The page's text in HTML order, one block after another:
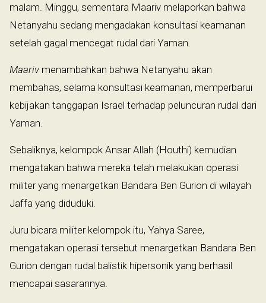
malam. Minggu, sementara Maariv melaporkan bahwa
Netanyahu sedang mengadakan konsultasi keamanan
setelah gagal mencegat rudal dari Yaman.
Maariv menambahkan bahwa Netanyahu akan
membahas, selama konsultasi keamanan, memperbarui
kebijakan tanggapan Israel terhadap peluncuran rudal dari
Yaman.
Sebaliknya, kelompok Ansar Allah (Houthi) kemudian
mengatakan bahwa mereka telah melakukan operasi
militer yang menargetkan Bandara Ben Gurion di wilayah
Jaffa yang diduduki.
Juru bicara militer kelompok itu, Yahya Saree,
mengatakan operasi tersebut menargetkan Bandara Ben
Gurion dengan rudal balistik hipersonik yang berhasil
mencapai sasarannya.